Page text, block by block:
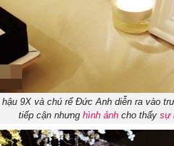
9X và chú rể Đức Anh diễn ra vào
tiếp cận nhưng hình ảnhcho thấy sự